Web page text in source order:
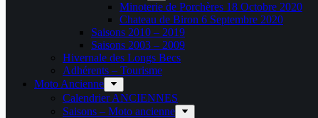
Minoterie de Porchères 18 Octobre 2020
Chateau de Biron 6 Septembre 2020
Saisons 2010 – 2019
Saisons 2003 – 2009
Hivernale des Longs Becs
Adhérents – Tourisme
Moto Ancienne
Calendrier ANCIENNES
Saisons – Moto ancienne